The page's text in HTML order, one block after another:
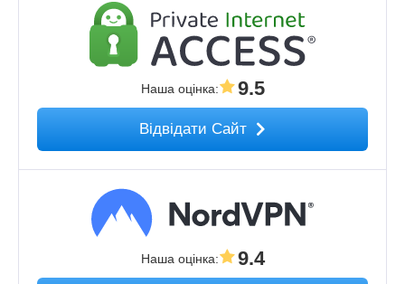
Наша оцінка: 9.5
Відвідати Сайт
Наша оцінка: 9.4